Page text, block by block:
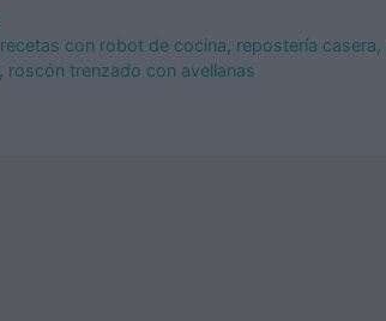
recetas con robot de cocina repostería casera
roscón trenzado con avellanas